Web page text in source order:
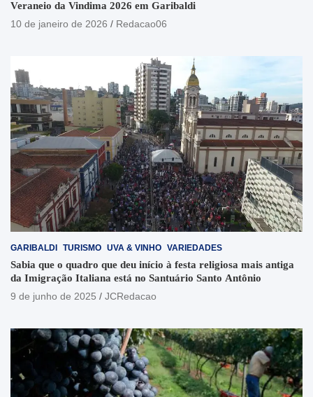
Veraneio da Vindima 2026 em Garibaldi
10 de janeiro de 2026
Redacao06
GARIBALDI TURISMO UVA & VINHO VARIEDADES
Sabia que o quadro que deu início à festa religiosa mais antiga
da Imigração Italiana está no Santuário Santo Antônio
9 de junho de 2025
JCRedacao